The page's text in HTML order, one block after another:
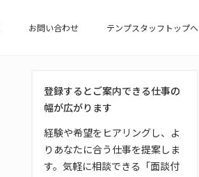
お問い合わせ テンプスタッフトップへ
登録するとご案内できる仕事の
幅が広がります
経験や希望をヒアリングし、よ
りあなたに合う仕事を提案しま
す。気軽に相談できる「面談付